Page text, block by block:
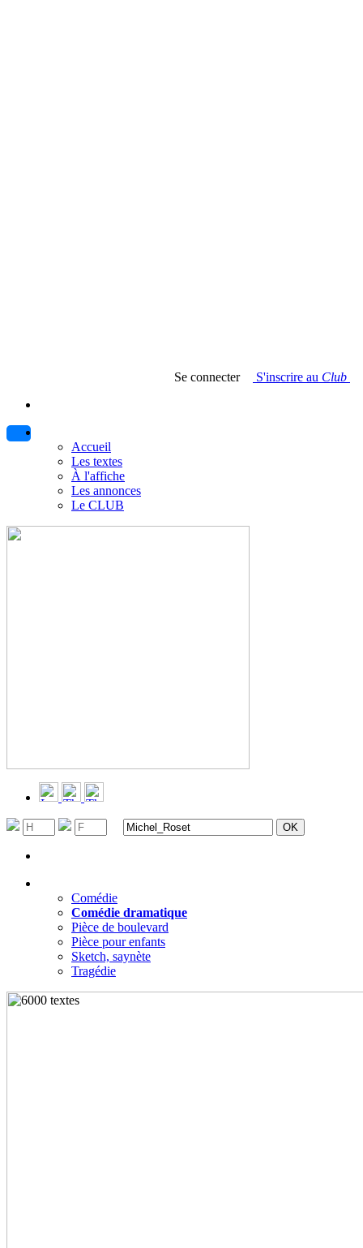
Se connecter S'inscrire au Club
Accueil
Les textes
À l'affiche
Les annonces
Le CLUB
Comédie
Comédie dramatique
Pièce de boulevard
Pièce pour enfants
Sketch, saynète
Tragédie